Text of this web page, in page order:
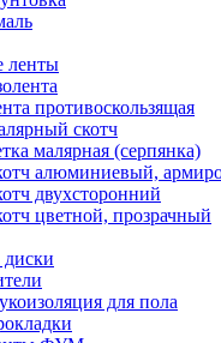
ленты
противоскользящая
скотч
малярная (серпянка)
алюминиевый,
двухсторонний
цветной, прозрачный
для пола